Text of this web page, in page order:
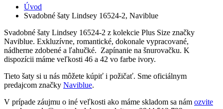
Úvod
Svadobné šaty Lindsey 16524-2, Naviblue
Svadobné šaty Lindsey 16524-2 z kolekcie Plus Size značky
Naviblue. Exkluzívne, romantické, dokonale vypracované,
nádherne zdobené a ľahučké. Zapínanie na šnurovačku. K
dispozícii máme veľkosti 46 a 42 vo farbe ivory.
Tieto šaty si u nás môžete kúpiť i požičať. Sme oficiálnym
predajcom značky Naviblue.
V prípade záujmu o iné veľkosti ako máme skladom sa nám ozvite